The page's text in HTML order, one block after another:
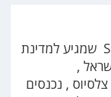
בוקר טוב, סיפור קצר - כל רכב SUV שמגיע למדינת
,
51 מעלות צלסיוס , נכנסים